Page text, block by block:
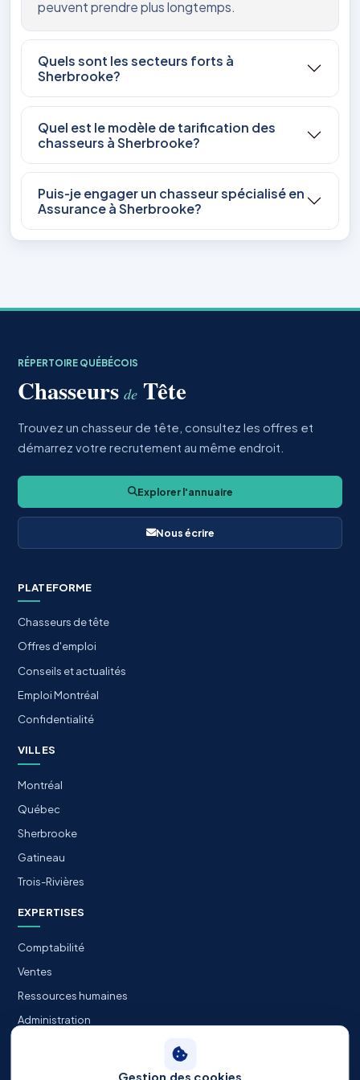
peuvent prendre plus longtemps.
Quels sont les secteurs forts à
Sherbrooke?
Quel est le modèle de tarification des
chasseurs à Sherbrooke?
Puis‑je engager un chasseur spécialisé en
Assurance à Sherbrooke?
Gestion des cookies
RÉPERTOIRE QUÉBÉCOIS
Chasseurs de Tête
Trouvez un chasseur de tête, consultez les offres et
démarrez votre recrutement au même endroit.
Explorer l'annuaire
Nous écrire
PLATEFORME
Chasseurs de tête
Offres d'emploi
Conseils et actualités
Emploi Montréal
Confidentialité
VILLES
Montréal
Québec
Sherbrooke
Gatineau
Trois-Rivières
EXPERTISES
Comptabilité
Ventes
Ressources humaines
Administration